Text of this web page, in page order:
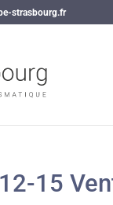
strasbourg.fr
15